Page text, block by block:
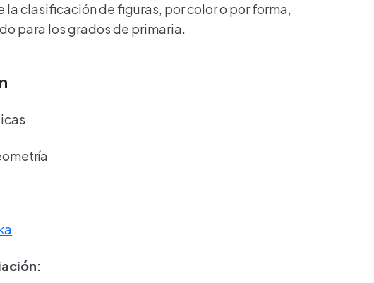
clasificación de figuras, por color o por forma,
para los grados de primaria.